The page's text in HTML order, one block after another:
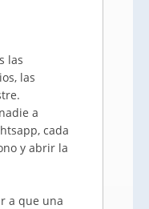
las
las
a
cada
y abrir la
a que una